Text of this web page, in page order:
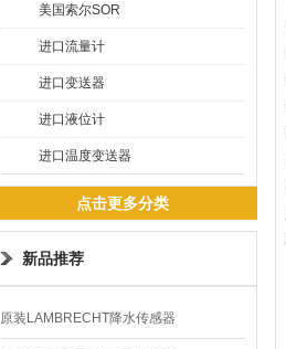
美国索尔SOR
进口流量计
进口变送器
进口液位计
进口温度变送器
点击更多分类
新品推荐
原装LAMBRECHT降水传感器